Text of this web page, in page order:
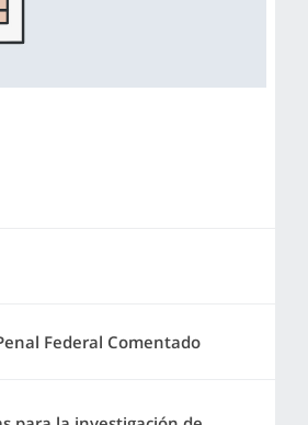
Federal Comentado